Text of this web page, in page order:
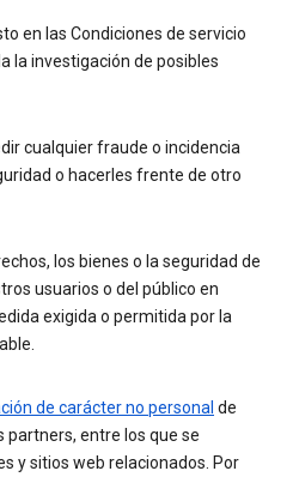
en las Condiciones de servicio
la investigación de posibles
cualquier fraude o incidencia
o hacerles frente de otro
los bienes o la seguridad de
usuarios o del público en
exigida o permitida por la
de carácter no personal de
entre los que se
y sitios web relacionados. Por